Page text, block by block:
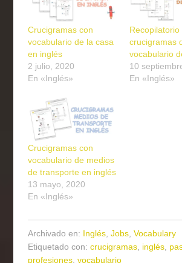
Crucigramas con
vocabulario de la casa
en inglés
2 julio, 2020
En «Inglés»
Recopilatorio
crucigramas
vocabulario
10
En «Inglés»
Crucigramas con
vocabulario de medios
de transporte en inglés
13 mayo, 2020
En «Inglés»
Archivado en: Inglés ,Jobs ,Vocabulary
Etiquetado con:crucigramas inglés
profesiones ,vocabulario